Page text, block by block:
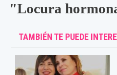
"Locura
TAMBIÉN TE PUEDE